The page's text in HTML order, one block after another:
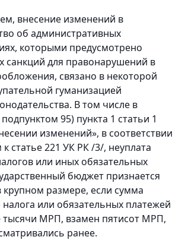
внесение изменений в
об административных
которыми предусмотрено
санкций для правонарушений в
связано в некоторой
гуманизацией
В том числе в
95) пункта 1 статьи 1
изменений», в соответствии
статье 221 УК РК /3/, неуплата
или иных обязательных
бюджет признается
размере, если сумма
или обязательных платежей
тысячи МРП, взамен пятисот МРП,
ранее.